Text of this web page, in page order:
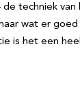
de techniek van
wat er
is het een